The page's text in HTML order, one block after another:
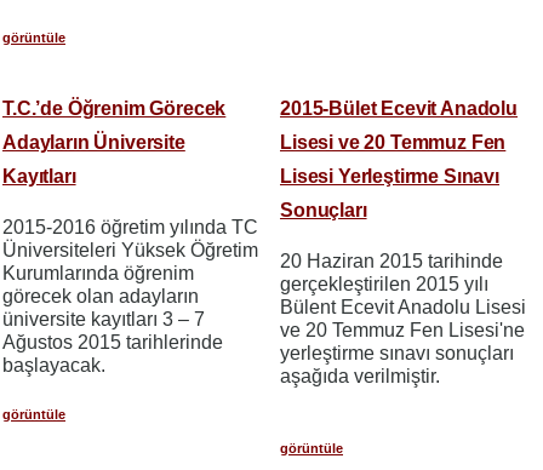
görüntüle
T.C.’de Öğrenim Görecek
Adayların Üniversite
Kayıtları
2015-2016 öğretim yılında TC
Üniversiteleri Yüksek Öğretim
Kurumlarında öğrenim
görecek olan adayların
üniversite kayıtları 3 – 7
Ağustos 2015 tarihlerinde
başlayacak.
görüntüle
2015-Bület Ecevit Anadolu
Lisesi ve 20 Temmuz Fen
Lisesi Yerleştirme Sınavı
Sonuçları
20 Haziran 2015 tarihinde
gerçekleştirilen 2015 yılı
Bülent Ecevit Anadolu Lisesi
ve 20 Temmuz Fen Lisesi'ne
yerleştirme sınavı sonuçları
aşağıda verilmiştir.
görüntüle